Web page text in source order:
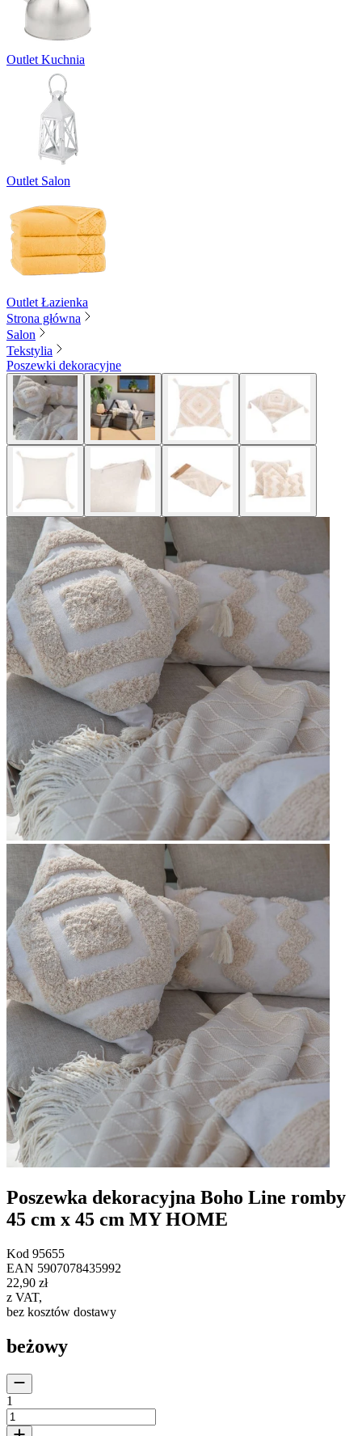
Outlet Kuchnia
Outlet Salon
Outlet Łazienka
Strona główna
Salon
Tekstylia
Poszewki dekoracyjne
Poszewka dekoracyjna Boho Line romby
45 cm x 45 cm MY HOME
Kod 95655
EAN 5907078435992
22,90 zł
z VAT,
bez kosztów dostawy
beżowy
1